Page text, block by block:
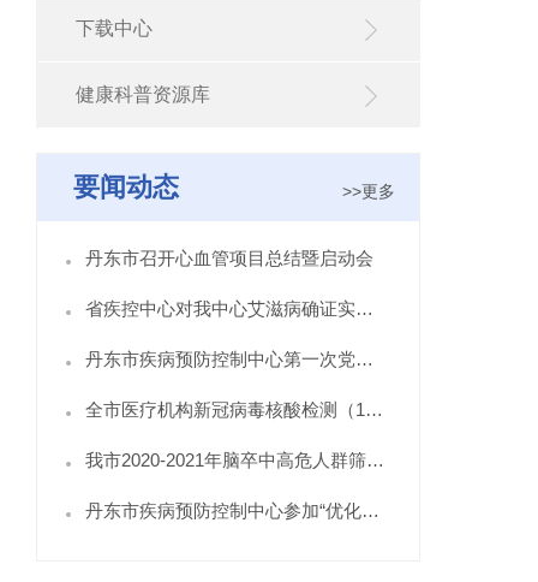
下载中心
健康科普资源库
要闻动态 >>更多
丹东市召开心血管项目总结暨启动会
省疾控中心对我中心艾滋病确证实验室开展督导检查
丹东市疾病预防控制中心第一次党员大会胜利召开
全市医疗机构新冠病毒核酸检测（10合1混采检） 培训班在丹东市疾控中心举办
我市2020-2021年脑卒中高危人群筛查与综合干预项目城市点今日启动
丹东市疾病预防控制中心参加“优化营商环境 志愿服务我先行”主题宣传活动